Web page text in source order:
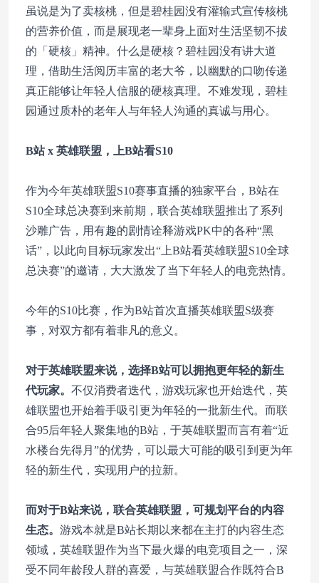
虽说是为了卖核桃，但是碧桂园没有灌输式宣传核桃
的营养价值，而是展现老一辈身上面对生活坚韧不拔
的「硬核」精神。什么是硬核？碧桂园没有讲大道
理，借助生活阅历丰富的老大爷，以幽默的口吻传递
真正能够让年轻人信服的硬核真理。不难发现，碧桂
园通过质朴的老年人与年轻人沟通的真诚与用心。
B站 x 英雄联盟，上B站看S10
作为今年英雄联盟S10赛事直播的独家平台，B站在
S10全球总决赛到来前期，联合英雄联盟推出了系列
沙雕广告，用有趣的剧情诠释游戏PK中的各种“黑
话”，以此向目标玩家发出“上B站看英雄联盟S10全球
总决赛”的邀请，大大激发了当下年轻人的电竞热情。
今年的S10比赛，作为B站首次直播英雄联盟S级赛
事，对双方都有着非凡的意义。
对于英雄联盟来说，选择B站可以拥抱更年轻的新生
代玩家。 不仅消费者迭代，游戏玩家也开始迭代，英
雄联盟也开始着手吸引更为年轻的一批新生代。而联
合95后年轻人聚集地的B站，于英雄联盟而言有着“近
水楼台先得月”的优势，可以最大可能的吸引到更为年
轻的新生代，实现用户的拉新。
而对于B站来说，联合英雄联盟，可规划平台的内容
生态。 游戏本就是B站长期以来都在主打的内容生态
领域，英雄联盟作为当下最火爆的电竞项目之一，深
受不同年龄段人群的喜爱，与英雄联盟合作既符合B